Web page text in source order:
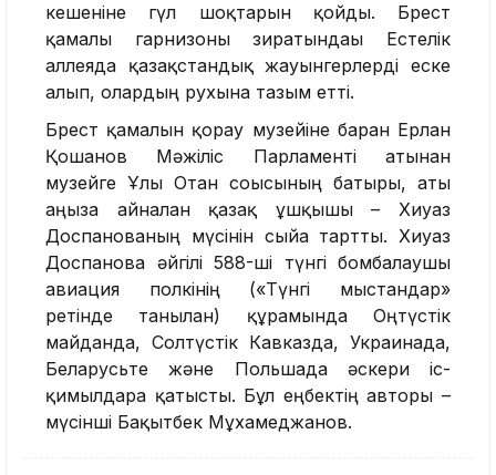
кешеніне гүл шоқтарын қойды. Брест
қамалы гарнизоны зиратындағы Естелік
аллеяда қазақстандық жауынгерлерді еске
алып, олардың рухына тағзым етті.
Брест қамалын қорғау музейіне барған Ерлан
Қошанов Мәжіліс Парламенті атынан
музейге Ұлы Отан соғысының батыры, аты
аңызға айналған қазақ ұшқышы – Хиуаз
Доспанованың мүсінін сыйға тартты. Хиуаз
Доспанова әйгілі 588-ші түнгі бомбалаушы
авиация полкінің («Түнгі мыстандар»
ретінде танылған) құрамында Оңтүстік
майданда, Солтүстік Кавказда, Украинада,
Беларусьте және Польшада әскери іс-
қимылдарға қатысты. Бұл еңбектің авторы –
мүсінші Бақытбек Мұхамеджанов.